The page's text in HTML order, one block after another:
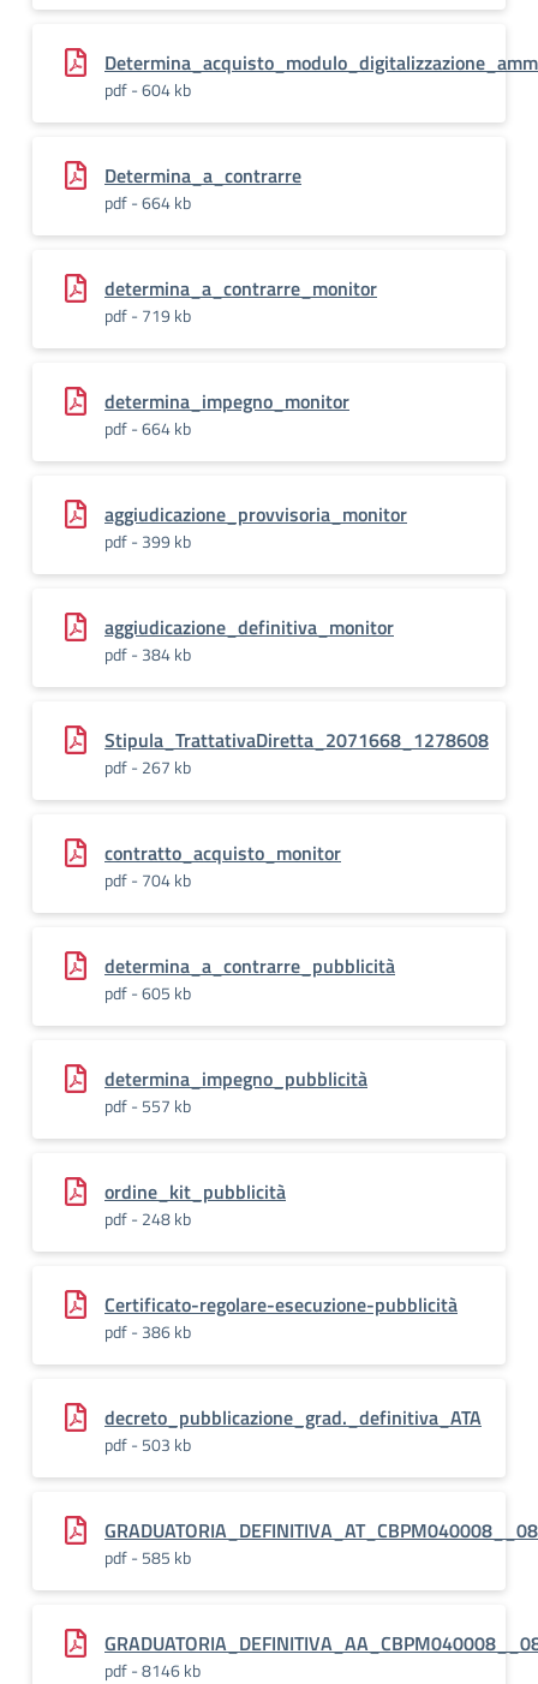
pdf - 604 kb
Determina_a_contrarre
pdf - 664 kb
determina_a_contrarre_monitor
pdf - 719 kb
determina_impegno_monitor
pdf - 664 kb
aggiudicazione_provvisoria_monitor
pdf - 399 kb
aggiudicazione_definitiva_monitor
pdf - 384 kb
Stipula_TrattativaDiretta_2071668_1278608
pdf - 267 kb
contratto_acquisto_monitor
pdf - 704 kb
determina_a_contrarre_pubblicità
pdf - 605 kb
determina_impegno_pubblicità
pdf - 557 kb
ordine_kit_pubblicità
pdf - 248 kb
Certificato-regolare-esecuzione-pubblicità
pdf - 386 kb
decreto_pubblicazione_grad._definitiva_ATA
pdf - 503 kb
pdf - 585 kb
pdf - 8146 kb